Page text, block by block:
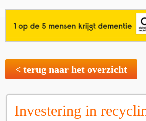
< terug naar het overzicht
Investering in